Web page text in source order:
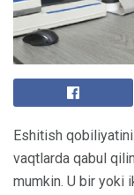
Eshitish
vaqtlarda qabul
mumkin. U bir yoki